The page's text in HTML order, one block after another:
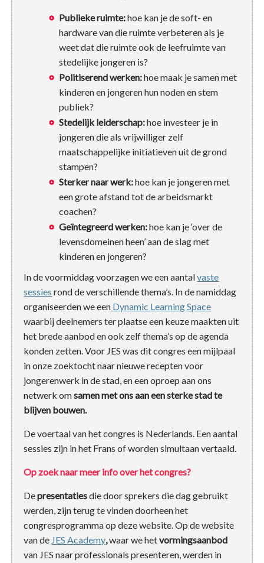
Publieke ruimte:hoe kan je de soft- en
hardware van die ruimte verbeteren als je
weet dat die ruimte ook de leefruimte van
stedelijke jongeren is?
Politiserend werken:hoe maak je samen met
kinderen en jongeren hun noden en stem
publiek?
Stedelijk leiderschap:hoe investeer je in
jongeren die als vrijwilliger zelf
maatschappelijke initiatieven uit de grond
stampen?
Sterker naar werk:hoe kan je jongeren met
een grote afstand tot de arbeidsmarkt
coachen?
Geïntegreerd werken:hoe kan je ‘over de
levensdomeinen heen’ aan de slag met
kinderen en jongeren?
In de voormiddag voorzagen we een aantalvaste
sessies rond de verschillende thema’s. In de namiddag
organiseerden we een Dynamic Learning Space
waarbij deelnemers ter plaatse een keuze maakten uit
het brede aanbod en ook zelf thema’s op de agenda
konden zetten. Voor JES was dit congres een mijlpaal
in onze zoektocht naar nieuwe recepten voor
jongerenwerk in de stad, en een oproep aan ons
netwerk omsamen met ons aan een sterke stad te
blijven bouwen.
De voertaal van het congres is Nederlands. Een aantal
sessies zijn in het Frans of worden simultaan vertaald.
Op zoek naar meer info over het congres?
Depresentatiesdie door sprekers die dag gebruikt
werden, zijn terug te vinden doorheen het
congresprogramma op deze website. Op de website
van de JES Academy,waar we hetvormingsaanbod
van JES naar professionals presenteren, werden in